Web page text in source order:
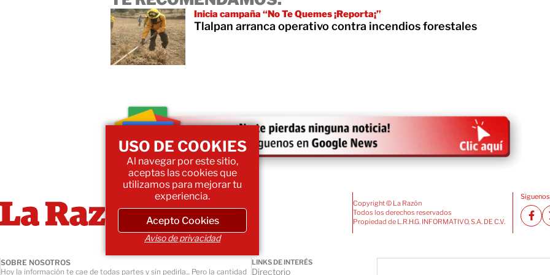
Inicia campaña “No Te Quemes ¡Reporta¡”
Tlalpan arranca operativo contra incendios forestales
Copyright © La Razón
Todos los derechos reservados
Propiedad de L.R.H.G. INFORMATIVO, S.A. DE C.V.
SOBRE NOSOTROS
Hoy la información te cae de todas partes y sin pedirla... Pero la cantidad
LINKS DE INTERÉS
Directorio
USO DE COOKIES
Al navegar por este sitio,
aceptas las cookies que
utilizamos para mejorar tu
experiencia.
Acepto Cookies
Aviso de privacidad